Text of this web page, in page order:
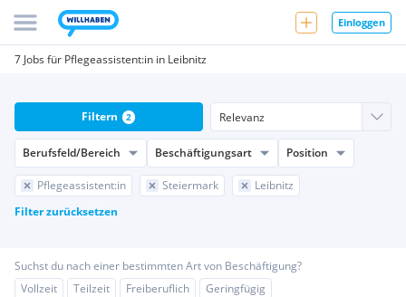
Einloggen
7 Jobs für Pflegeassistent:in in Leibnitz
Filtern 2
Berufsfeld/Bereich Beschäftigungsart Position
Pflegeassistent:in Steiermark
Leibnitz
Filter zurücksetzen
Suchst du nach einer bestimmten Art von Beschäftigung?
Vollzeit
Teilzeit Freiberuflich Geringfügig